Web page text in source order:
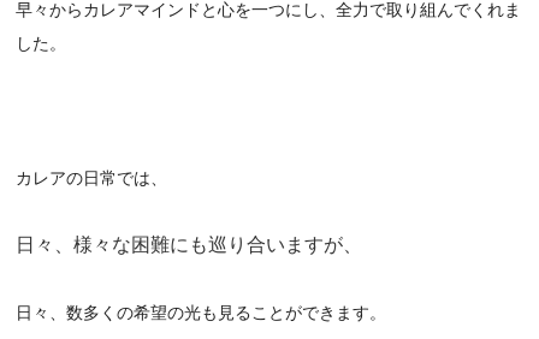
早々からカレアマインドと心を一つにし、全力で取り組んでくれま
した。
カレアの日常では、
日々、様々な困難にも巡り合いますが、
日々、数多くの希望の光も見ることができます。